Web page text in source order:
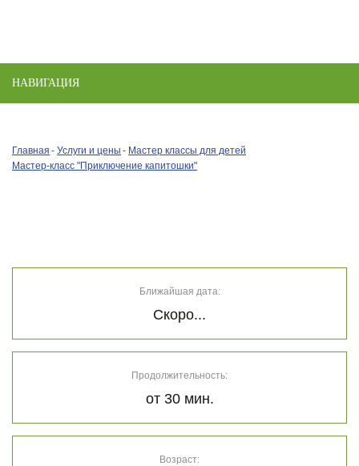
НАВИГАЦИЯ
Главная Услуги и цены
Мастер классы для детей
Мастер-класс "Приключение капитошки"
Ближайшая дата:
Скоро...
Продолжительность:
от 30 мин.
Возраст: